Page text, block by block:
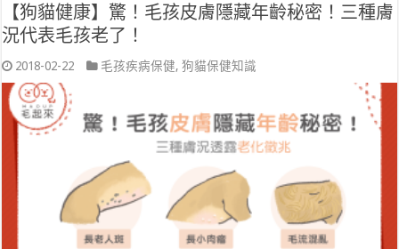
【狗貓健康】驚！毛孩皮膚隱藏年齡秘密！三種膚
況代表毛孩老了！
2018-02-22 毛孩疾病保健,狗貓保健知識